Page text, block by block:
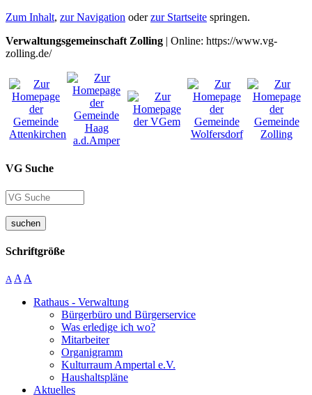
Zum Inhalt, zur Navigation oderzur Startseite springen.
Verwaltungsgemeinschaft Zolling | Online: https://www.vg-
zolling.de/
VG Suche
suchen
Schriftgröße
A A A
Rathaus - Verwaltung
Bürgerbüro und Bürgerservice
Was erledige ich wo?
Mitarbeiter
Organigramm
Kulturraum Ampertal e.V.
Haushaltspläne
Aktuelles